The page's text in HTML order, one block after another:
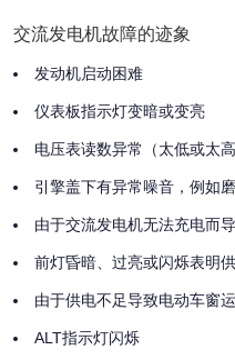
交流发电机故障的迹象
发动机启动困难
仪表板指示灯变暗或变亮
电压表读数异常（太低或太高
引擎盖下有异常噪音，例如
由于交流发电机无法充电而
前灯昏暗、过亮或闪烁表明
由于供电不足导致电动车窗
ALT指示灯闪烁